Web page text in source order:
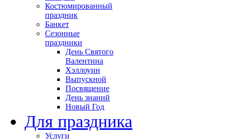
Костюмированный
праздник
Банкет
Сезонные
праздники
День Святого
Валентина
Хэллоуин
Выпускной
Посвящение
День знаний
Новый Год
Для праздника
Услуги